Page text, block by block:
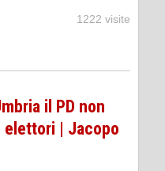
1222 visite
il PD non
elettori | Jacopo